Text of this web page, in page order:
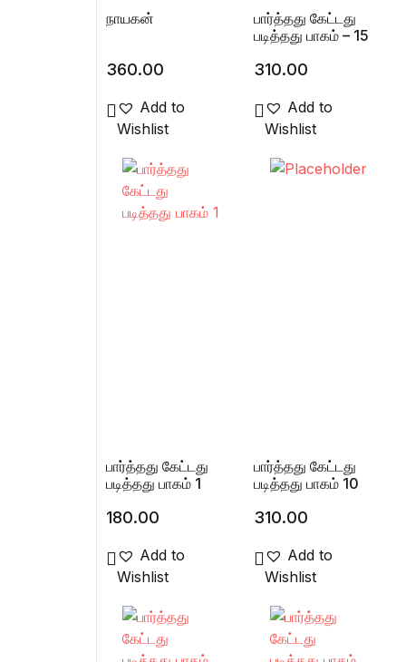
நாயகன்
360.00
Add to
Wishlist
பார்த்தது கேட்டது
படித்தது பாகம் – 15
310.00
Add to
Wishlist
பார்த்தது கேட்டது
படித்தது பாகம் 1
180.00
Add to
Wishlist
பார்த்தது கேட்டது
படித்தது பாகம் 10
310.00
Add to
Wishlist